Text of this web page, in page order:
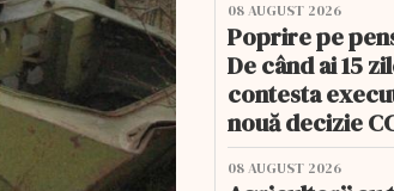
08 AUGUST 2026
Poprire pe
De când ai 15
contesta
nouă decizie
08 AUGUST 2026